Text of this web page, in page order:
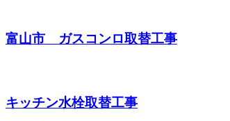
富山市 ガスコンロ取替工事
キッチン水栓取替工事